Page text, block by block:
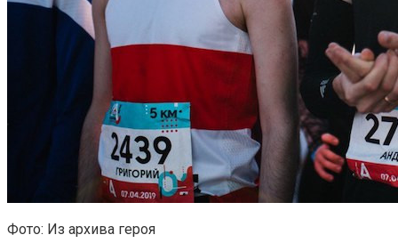
Фото: Из архива героя